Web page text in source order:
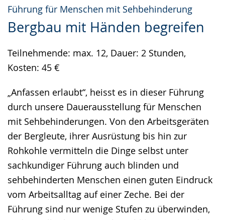
Führung für Menschen mit Sehbehinderung
Bergbau mit Händen begreifen
Teilnehmende: max. 12, Dauer: 2 Stunden,
Kosten: 45 €
„Anfassen erlaubt“, heisst es in dieser Führung
durch unsere Dauerausstellung für Menschen
mit Sehbehinderungen. Von den Arbeitsgeräten
der Bergleute, ihrer Ausrüstung bis hin zur
Rohkohle vermitteln die Dinge selbst unter
sachkundiger Führung auch blinden und
sehbehinderten Menschen einen guten Eindruck
vom Arbeitsalltag auf einer Zeche. Bei der
Führung sind nur wenige Stufen zu überwinden,
Leichten
Sprache
Audio-
Unterstützung.
Video
in
Gebärdensprache
wird
angezeigt.